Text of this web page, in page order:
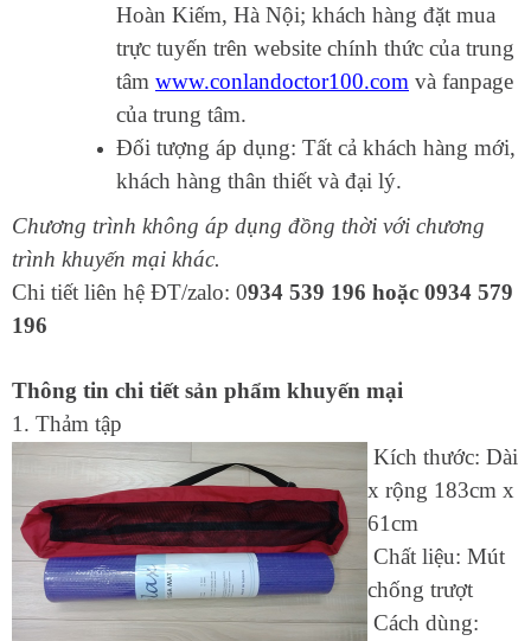
Hoàn Kiếm, Hà Nội; khách hàng đặt mua
trực tuyến trên website chính thức của trung
tâm www.conlandoctor100.com và fanpage
của trung tâm.
Đối tượng áp dụng: Tất cả khách hàng mới,
khách hàng thân thiết và đại lý.
Chương trình không áp dụng đồng thời với chương
trình khuyến mại khác.
Chi tiết liên hệ ĐT/zalo: 0934 539 196 hoặc 0934 579
196
Thông tin chi tiết sản phẩm khuyến mại
1. Thảm tập
Kích thước: Dài
x rộng 183cm x
61cm
Chất liệu: Mút
chống trượt
Cách dùng: